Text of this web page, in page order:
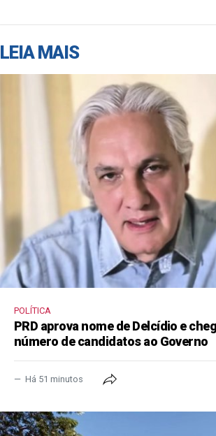
LEIA MAIS
POLÍTICA
PRD aprova nome de Delcídio e
número de candidatos ao Governo
Há 51 minutos